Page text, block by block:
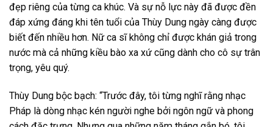
đẹp riêng của từng ca khúc. Và sự nỗ lực này đã được đền
đáp xứng đáng khi tên tuổi của Thùy Dung ngày càng được
biết đến nhiều hơn. Nữ ca sĩ không chỉ được khán giả trong
nước mà cả những kiều bào xa xứ cũng dành cho cô sự trân
trọng, yêu quý.
Thùy Dung bộc bạch: “Trước đây, tôi từng nghĩ rằng nhạc
Pháp là dòng nhạc kén người nghe bởi ngôn ngữ và phong